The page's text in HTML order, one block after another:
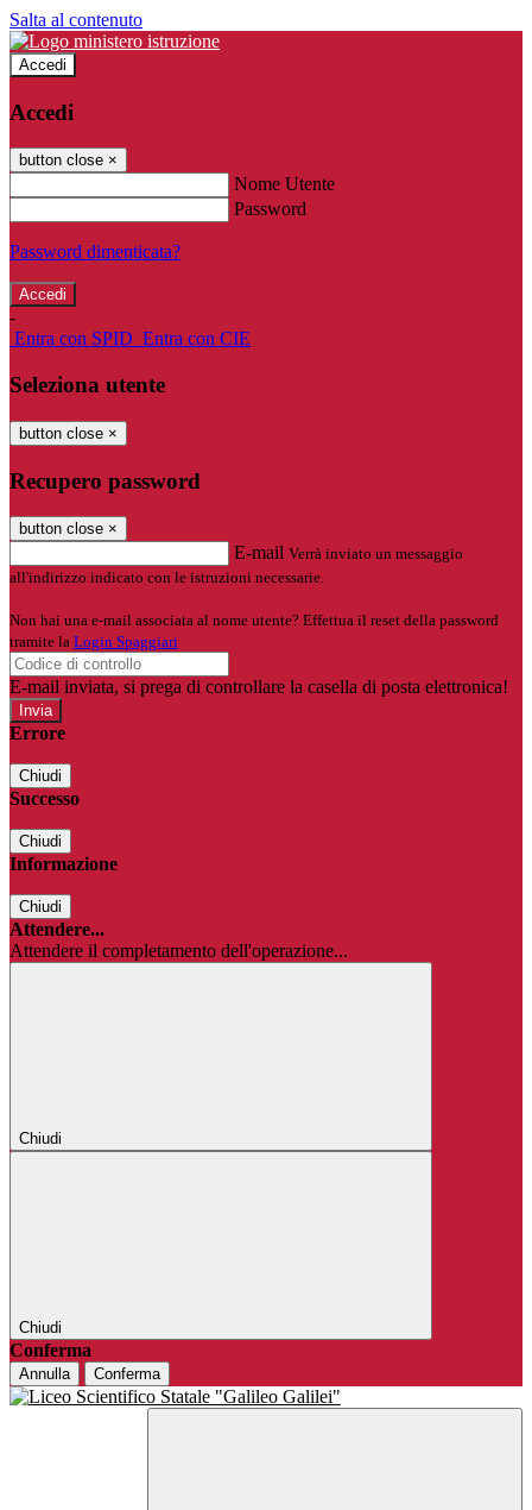
Salta al contenuto
Accedi
Accedi
button close ×
Nome Utente
Password
Password dimenticata?
-
Entra con SPID Entra con CIE
Seleziona utente
button close ×
Recupero password
button close ×
E-mail Verrà inviato un messaggio
all'indirizzo indicato con le istruzioni necessarie.
Non hai una e-mail associata al nome utente? Effettua il reset della password
tramite la Login Spaggiari
E-mail inviata, si prega di controllare la casella di posta elettronica!
Errore
Chiudi
Successo
Chiudi
Informazione
Chiudi
Attendere...
Attendere il completamento dell'operazione...
Chiudi
Chiudi
Conferma
Annulla Conferma